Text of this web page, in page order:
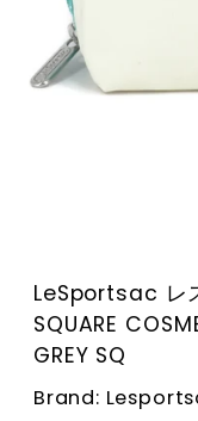
LeSportsac レ
SQUARE
GREY SQ
Brand: